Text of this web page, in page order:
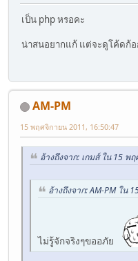
เป็น php หรอคะ
น่าสนอยากแก้ แต่จะดูโค้ดก้อ
AM-PM
15 พฤศจิกายน 2011, 16:50:47
อ้างถึงจาก: เกมส์ ใน 15 พ
อ้างถึงจาก: AM-PM ใน
ไม่รู้จักจริงๆขออภัย